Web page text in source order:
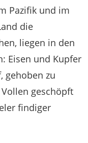
Pazifik und im
die
liegen in den
Eisen und Kupfer
gehoben zu
geschöpft
findiger